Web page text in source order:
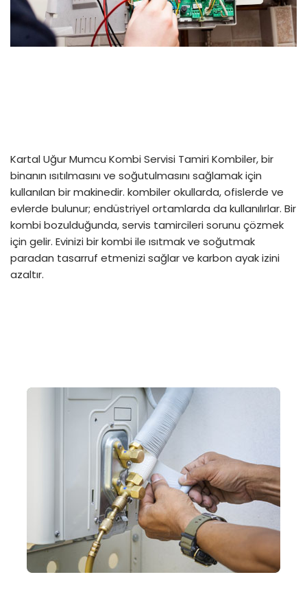
Kartal Uğur Mumcu Kombi Servisi Tamiri Kombiler, bir
binanın ısıtılmasını ve soğutulmasını sağlamak için
kullanılan bir makinedir. kombiler okullarda, ofislerde ve
evlerde bulunur; endüstriyel ortamlarda da kullanılırlar. Bir
kombi bozulduğunda, servis tamircileri sorunu çözmek
için gelir. Evinizi bir kombi ile ısıtmak ve soğutmak
paradan tasarruf etmenizi sağlar ve karbon ayak izini
azaltır.